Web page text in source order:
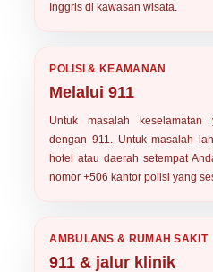
Inggris di kawasan wisata.
POLISI & KEAMANAN
Melalui 911
Untuk masalah keselamatan
dengan 911. Untuk masalah
hotel atau daerah setempat
nomor +506 kantor polisi yang
AMBULANS & RUMAH SAKIT
911 & jalur klinik